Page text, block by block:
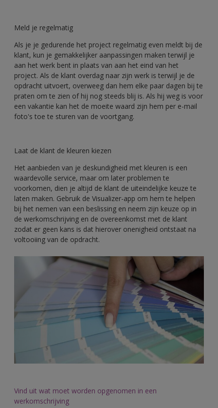
Meld je regelmatig
Als je je gedurende het project regelmatig even meldt bij de
klant, kun je gemakkelijker aanpassingen maken terwijl je
aan het werk bent in plaats van aan het eind van het
project. Als de klant overdag naar zijn werk is terwijl je de
opdracht uitvoert, overweeg dan hem elke paar dagen bij te
praten om te zien of hij nog steeds blij is. Als hij weg is voor
een vakantie kan het de moeite waard zijn hem per e-mail
foto's toe te sturen van de voortgang.
Laat de klant de kleuren kiezen
Het aanbieden van je deskundigheid met kleuren is een
waardevolle service, maar om later problemen te
voorkomen, dien je altijd de klant de uiteindelijke keuze te
laten maken. Gebruik de Visualizer-app om hem te helpen
bij het nemen van een beslissing en neem zijn keuze op in
de werkomschrijving en de overeenkomst met de klant
zodat er geen kans is dat hierover onenigheid ontstaat na
voltooiing van de opdracht.
Vind uit wat moet worden opgenomen in een
werkomschrijving